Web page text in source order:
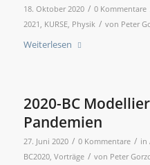
18. Oktober 2020 / 0 Kommentare
2021 , KURSE, Physik / von Peter
Weiterlesen
2020-BC
Pandemien
27. Juni 2020 / 0 Kommentare / in
BC2020, Vorträge / von Peter